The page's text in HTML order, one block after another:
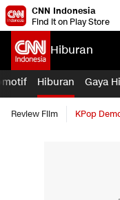
CNN Indonesia
Find it on Play Store
Hiburan
Hiburan Gaya
Review Film KPop